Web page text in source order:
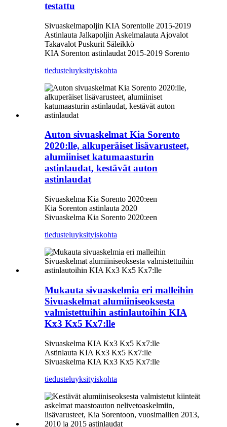
testattu
Sivuaskelmapoljin KIA Sorentolle 2015-2019
Astinlauta Jalkapoljin Askelmalauta Ajovalot
Takavalot Puskurit Säleikkö
KIA Sorenton astinlaudat 2015-2019 Sorento
tiedusteluyksityiskohta
Auton sivuaskelmat Kia Sorento
2020:lle, alkuperäiset lisävarusteet,
alumiiniset katumaasturin
astinlaudat, kestävät auton
astinlaudat
Sivuaskelma Kia Sorento 2020:een
Kia Sorenton astinlauta 2020
Sivuaskelma Kia Sorento 2020:een
tiedusteluyksityiskohta
Mukauta sivuaskelmia eri malleihin
Sivuaskelmat alumiiniseoksesta
valmistettuihin astinlautoihin KIA
Kx3 Kx5 Kx7:lle
Sivuaskelma KIA Kx3 Kx5 Kx7:lle
Astinlauta KIA Kx3 Kx5 Kx7:lle
Sivuaskelma KIA Kx3 Kx5 Kx7:lle
tiedusteluyksityiskohta